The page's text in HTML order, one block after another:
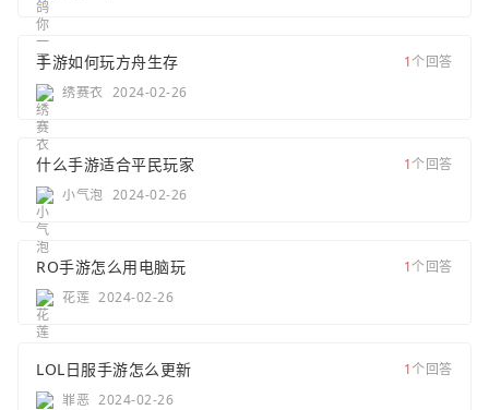
手游如何玩方舟生存 1个回答
绣赛衣 2024-02-26
什么手游适合平民玩家 1个回答
小气泡 2024-02-26
RO手游怎么用电脑玩 1个回答
花莲 2024-02-26
LOL日服手游怎么更新 1个回答
罪恶 2024-02-26